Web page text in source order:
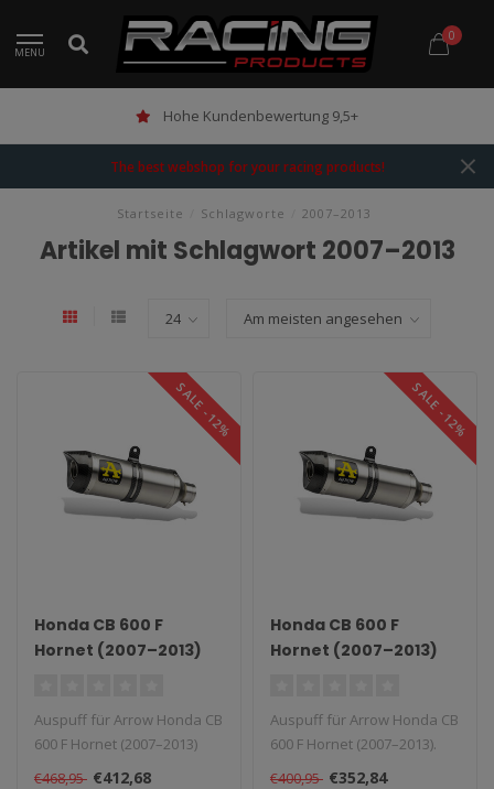
MENU
0
Hohe Kundenbewertung 9,5+
The best webshop for your racing products!
Startseite Schlagworte 2007–2013
Artikel mit Schlagwort 2007–2013
SALE -12%
Honda CB 600 F
Hornet (2007–2013)
Auspuff für Arrow Honda CB
600 F Hornet (2007–2013)
Aluminium Race-Tech Slip-..
€468,95 €412,68
SALE -12%
Honda CB 600 F
Hornet (2007–2013)
Auspuff für Arrow Honda CB
600 F Hornet (2007–2013).
Lieferzeit: 1–4 Wochen..
€400,95 €352,84